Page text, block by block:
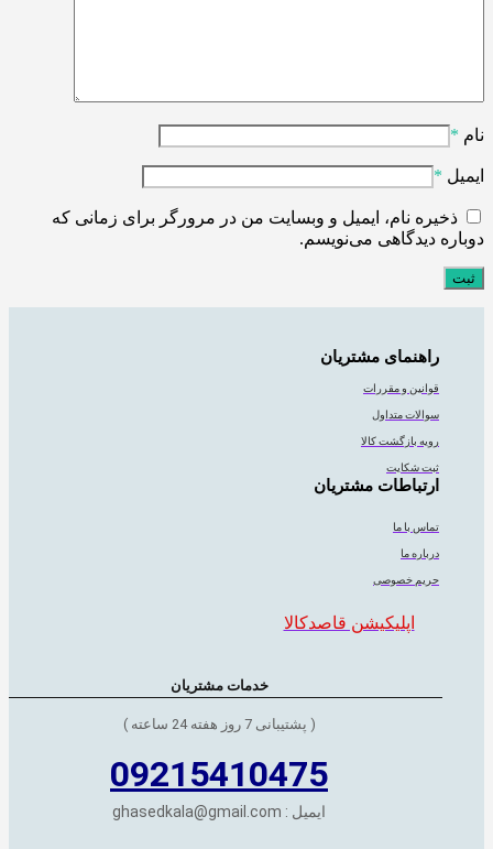
نام *
ایمیل *
ذخیره نام، ایمیل و وبسایت من در مرورگر برای زمانی که
دوباره دیدگاهی می‌نویسم.
راهنمای مشتریان
قوانین و مقررات
سوالات متداول
رویه بازگشت کالا
ثبت شکایت
ارتباطات مشتریان
تماس با ما
درباره ما
حریم خصوصی
اپلیکیشن قاصدکالا
خدمات مشتریان
( پشتیبانی 7 روز هفته 24 ساعته )
09215410475
ایمیل : ghasedkala@gmail.com